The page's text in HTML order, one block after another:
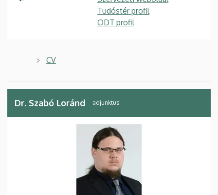
Tudóstér profil
ODT profil
CV
Dr. Szabó Loránd adjunktus